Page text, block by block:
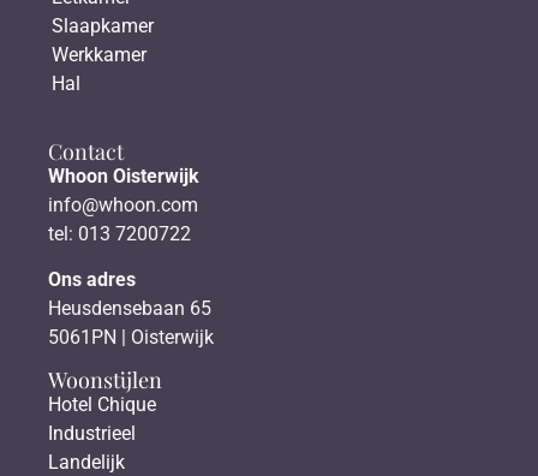
Slaapkamer
Werkkamer
Hal
Contact
Whoon Oisterwijk
info@whoon.com
tel: 013 7200722
Ons adres
Heusdensebaan 65
5061PN | Oisterwijk
Woonstijlen
Hotel Chique
Industrieel
Landelijk